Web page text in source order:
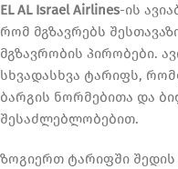
EL AL Israel Airlines-ის
რომ მგზავრებს
მგზავრობის პირობები.
სხვადასხვა ტარიფს,
ბარგის ნორმებითა და
შესაძლებლობებით.
ზოგიერთ ტარიფში